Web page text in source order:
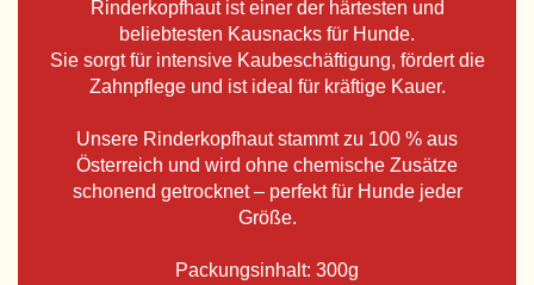
Rinderkopfhaut ist einer der härtesten und
beliebtesten Kausnacks für Hunde.
Sie sorgt für intensive Kaubeschäftigung, fördert die
Zahnpflege und ist ideal für kräftige Kauer.
Unsere Rinderkopfhaut stammt zu 100 % aus
Österreich und wird ohne chemische Zusätze
schonend getrocknet – perfekt für Hunde jeder
Größe.
Packungsinhalt: 300g